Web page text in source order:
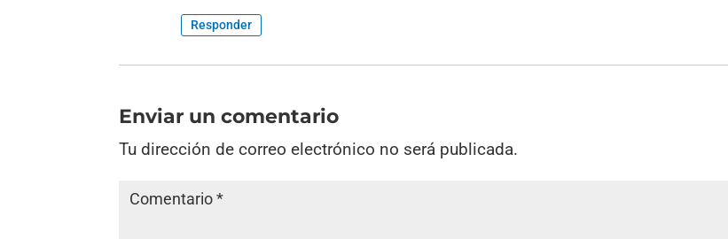
Responder
Enviar un comentario
Tu dirección de correo electrónico no será publicada.